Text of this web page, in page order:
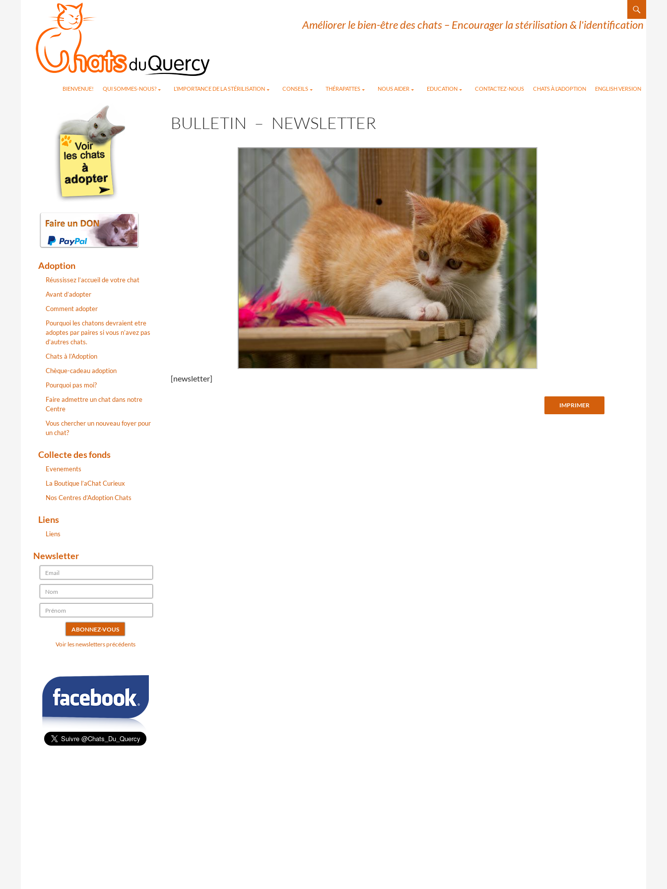
Améliorer le bien-être des chats – Encourager la stérilisation & l'identification
BIENVENUE! QUI SOMMES-NOUS? L’IMPORTANCE DE LA STÉRILISATION CONSEILS THÉRAPATTES NOUS AIDER EDUCATION CONTACTEZ-NOUS CHATS À L’ADOPTION ENGLISH VERSION
BULLETIN – NEWSLETTER
[newsletter]
Adoption
Réussissez l’accueil de votre chat
Avant d’adopter
Comment adopter
Pourquoi les chatons devraient etre
adoptes par paires si vous n’avez pas
d’autres chats.
Chats à l’Adoption
Chèque-cadeau adoption
Pourquoi pas moi?
Faire admettre un chat dans notre
Centre
Vous chercher un nouveau foyer pour
un chat?
Collecte des fonds
Evenements
La Boutique l’aChat Curieux
Nos Centres d’Adoption Chats
Liens
Liens
Newsletter
Voir les newsletters précédents